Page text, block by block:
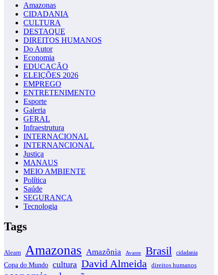
Amazonas
CIDADANIA
CULTURA
DESTAQUE
DIREITOS HUMANOS
Do Autor
Economia
EDUCAÇÃO
ELEIÇÕES 2026
EMPREGO
ENTRETENIMENTO
Esporte
Galeria
GERAL
Infraestrutura
INTERNACIONAL
INTERNANCIONAL
Justiça
MANAUS
MEIO AMBIENTE
Política
Saúde
SEGURANÇA
Tecnologia
Tags
Aleam Amazonas Amazônia Avante Brasil cidadania
Copa do Mundo cultura David Almeida direitos humanos